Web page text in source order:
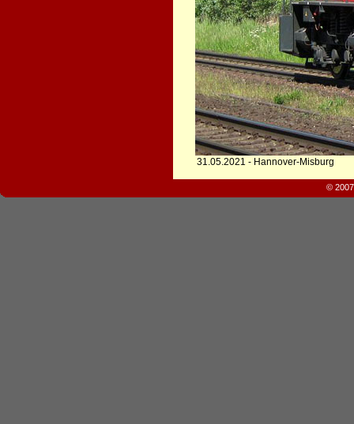
31.05.2021 - Hannover-Misburg
©